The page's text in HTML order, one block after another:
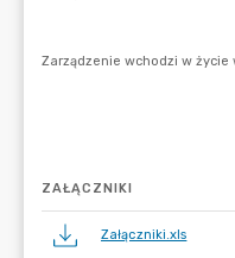
ZAŁĄCZNIKI
Załączniki.xls